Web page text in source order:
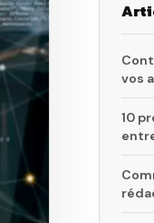
vos
10